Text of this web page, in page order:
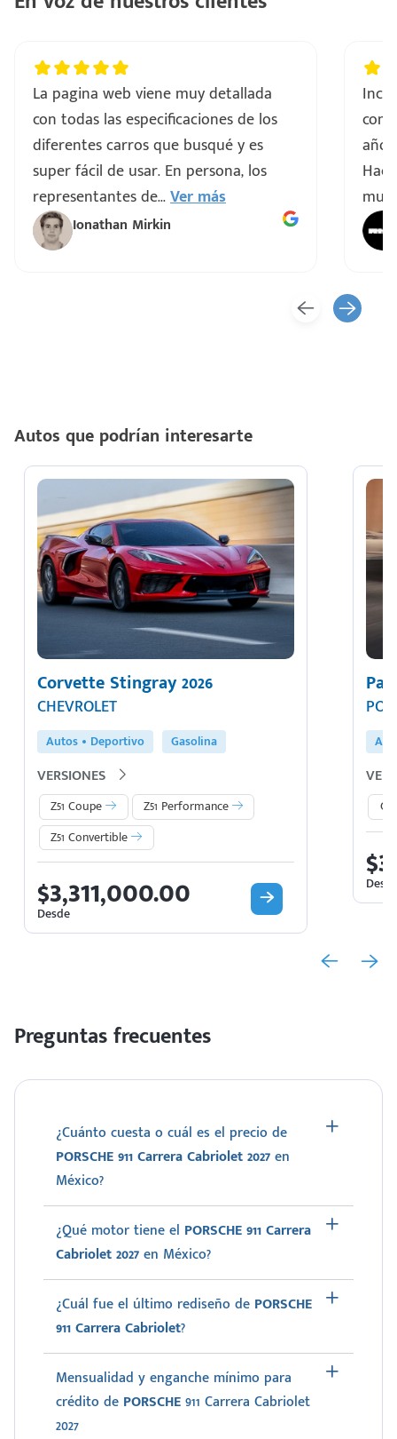
La pagina web viene muy detallada
con todas las especificaciones de los
diferentes carros que busqué y es
super fácil de usar. En persona, los
representantes de...Ver más
Ionathan Mirkin
muy
Autos que podrían interesarte
Corvette Stingray 2026
CHEVROLET
Autos Deportivo Gasolina
VERSIONES
Z51 Coupe
Z51 Performance
Z51 Convertible
$3,311,000.00
Desde
Preguntas frecuentes
¿Cuánto cuesta o cuál es el precio de
PORSCHE 911 Carrera Cabriolet 2027en
México?
¿Qué motor tiene el PORSCHE 911 Carrera
Cabriolet 2027en México?
¿Cuál fue el último rediseño de PORSCHE
911 Carrera Cabriolet?
Mensualidad y enganche mínimo para
crédito de PORSCHE911 Carrera Cabriolet
2027